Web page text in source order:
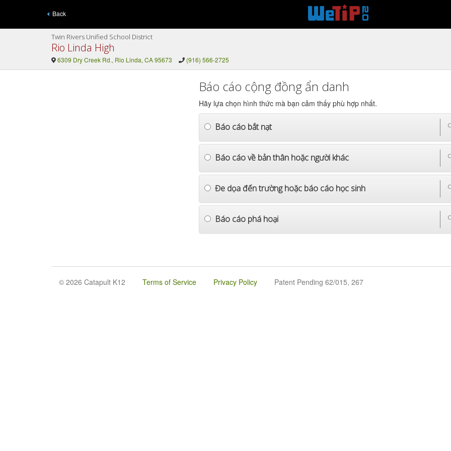
Back
Twin Rivers Unified School District
Rio Linda High
6309 Dry Creek Rd., Rio Linda, CA 95673 (916) 566-2725
Báo cáo cộng đồng ẩn danh
Hãy lựa chọn hình thức mà bạn cảm thấy phù hợp nhất.
Báo cáo bắt nạt
Báo cáo về bản thân hoặc người khác
Đe dọa đến trường hoặc báo cáo học sinh
Báo cáo phá hoại
© 2026 Catapult K12 Terms of Service Privacy Policy Patent Pending 62/015, 267